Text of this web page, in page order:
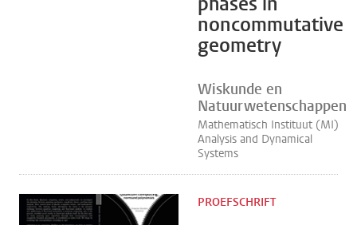
noncommutative
geometry
Wiskunde en
Natuurwetenschappen
Mathematisch Instituut (MI)
Analysis and Dynamical
Systems
PROEFSCHRIFT